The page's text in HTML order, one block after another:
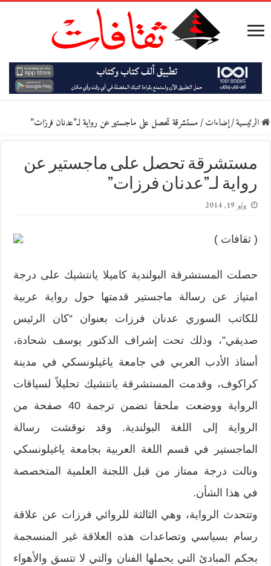
الرئيسية/إضاءات/مستشرقة تحصل على ماجستير عن رواية لـ”عدنان فرزات”
مستشرقة تحصل على ماجستير عن
رواية لـ”عدنان فرزات”
يوليو 19, 2014
( ثقافات )
حصلت المستشرقة البولندية كاميلا يانتشيك على درجة
امتياز عن رسالة ماجستير قدمتها حول رواية عربية
للكاتب السوري عدنان فرزات بعنوان “كان الرئيس
صديقي”، وذلك تحت إشراف الدكتور يوسف شحادة،
أستاذ الأدب العربي في جامعة ياغيلونسكي في مدينة
كراكوف، وقدمت المستشرقة يانتشيك تحليلاً لسياقات
الرواية ووضعت ملحقا تضمن ترجمة 40 صفحة من
الرواية إلى اللغة البولندية. وقد نوقشت رسالة
الماجستير في قسم اللغة العربية بجامعة ياغيلونسكي
ونالت درجة ممتاز من قبل اللجنة العلمية المتخصصة
في هذا الشأن.
وتتحدث الرواية، وهي الثالثة للروائي فرزات عن علاقة
رسام بسياسي وتصاعدات هذه العلاقة غير المنسجمة
بحكم المبادئ التي يحملها الفنان والتي لا تتسق والأهواء